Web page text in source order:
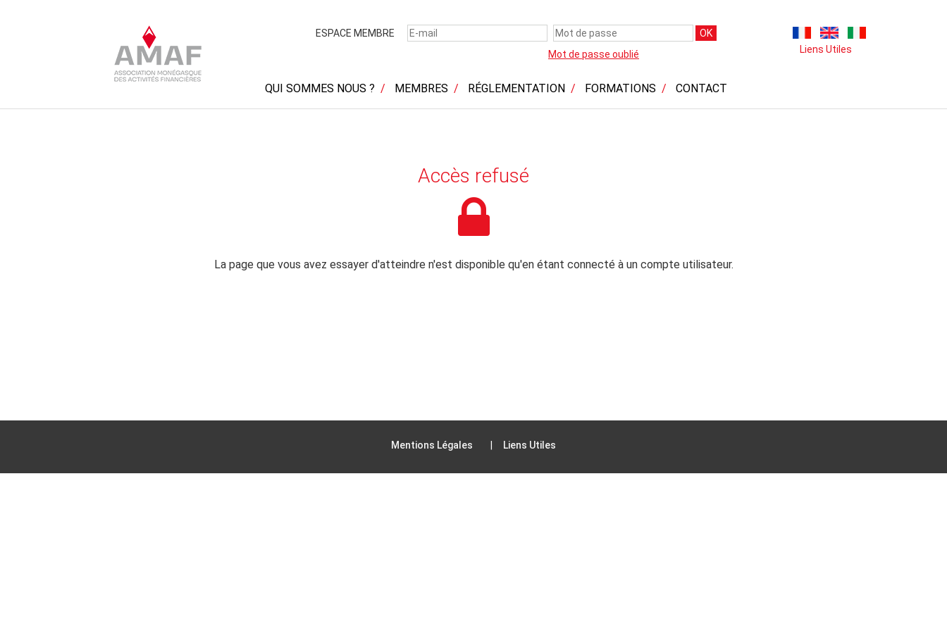
ESPACE MEMBRE
OK
Mot de passe oublié
Liens Utiles
QUI SOMMES NOUS ? MEMBRES RÉGLEMENTATION FORMATIONS CONTACT
Accès refusé
La page que vous avez essayer d'atteindre n'est disponible qu'en étant connecté à un compte utilisateur.
Mentions Légales Liens Utiles